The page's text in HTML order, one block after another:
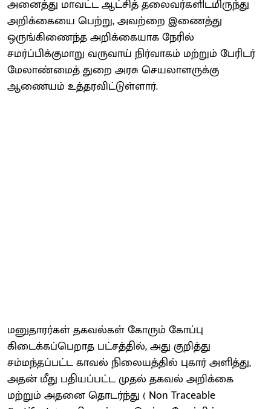
அனைத்து மாவட்ட ஆட்சித் தலைவர்களிடமிருந்து
அறிக்கையை பெற்று, அவற்றை இணைத்து
ஒருங்கிணைந்த அறிக்கையாக நேரில்
சமர்ப்பிக்குமாறு வருவாய் நிர்வாகம் மற்றும் பேரிடர்
மேலாண்மைத் துறை அரசு செயலாளருக்கு
ஆணையம் உத்தரவிட்டுள்ளார்.
மனுதாரர்கள் தகவல்கள் கோரும் கோப்பு
கிடைக்கப்பெறாத பட்சத்தில், அது குறித்து
சம்மந்தப்பட்ட காவல் நிலையத்தில் புகார் அளித்து,
அதன் மீது பதியப்பட்ட முதல் தகவல் அறிக்கை
மற்றும் அதனை தொடர்ந்து ( Non Traceable